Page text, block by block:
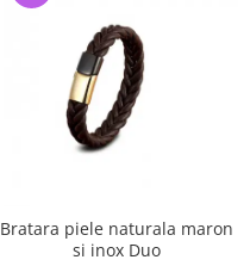
Bratara piele naturala maron
si inox Duo